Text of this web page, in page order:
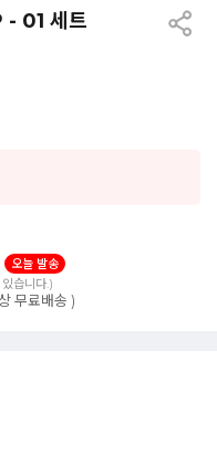
- 01 세트
오늘 발송
습니다.)
무료배송 )